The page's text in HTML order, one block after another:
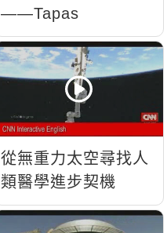
——Tapas
從無重力太空尋找人
類醫學進步契機